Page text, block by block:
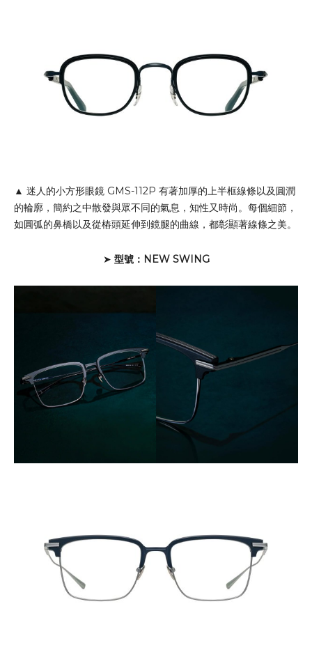
▲ 迷人的小方形眼鏡 GMS-112P 有著加厚的上半框線條以及圓潤
的輪廓，簡約之中散發與眾不同的氣息，知性又時尚。每個細節，
如圓弧的鼻橋以及從樁頭延伸到鏡腿的曲線，都彰顯著線條之美。
➤ 型號：NEW SWING